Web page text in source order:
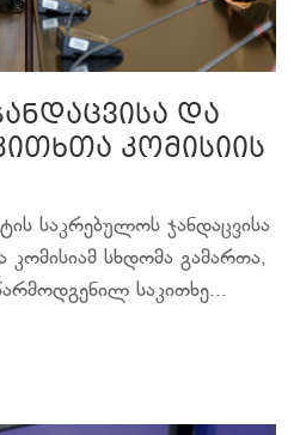
და
კომისიის
საკრებულოს ჯანდაცვისა
სხდომა გამართა,
საკითხე...